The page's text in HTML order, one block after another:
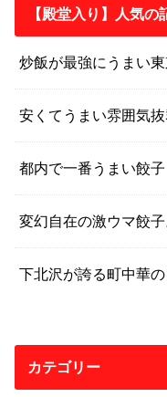
【殿堂入り】人気の
炒飯が最強にうまい
安くてうまい雰囲気
都内で一番うまい餃
変幻自在の激ウマ餃子
下北沢が誇る町中華の
カテゴリー